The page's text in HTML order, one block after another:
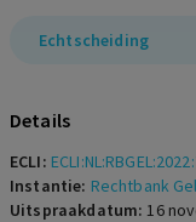
Echtscheiding
Details
ECLI:
Instantie: Rechtbank
Uitspraakdatum:16